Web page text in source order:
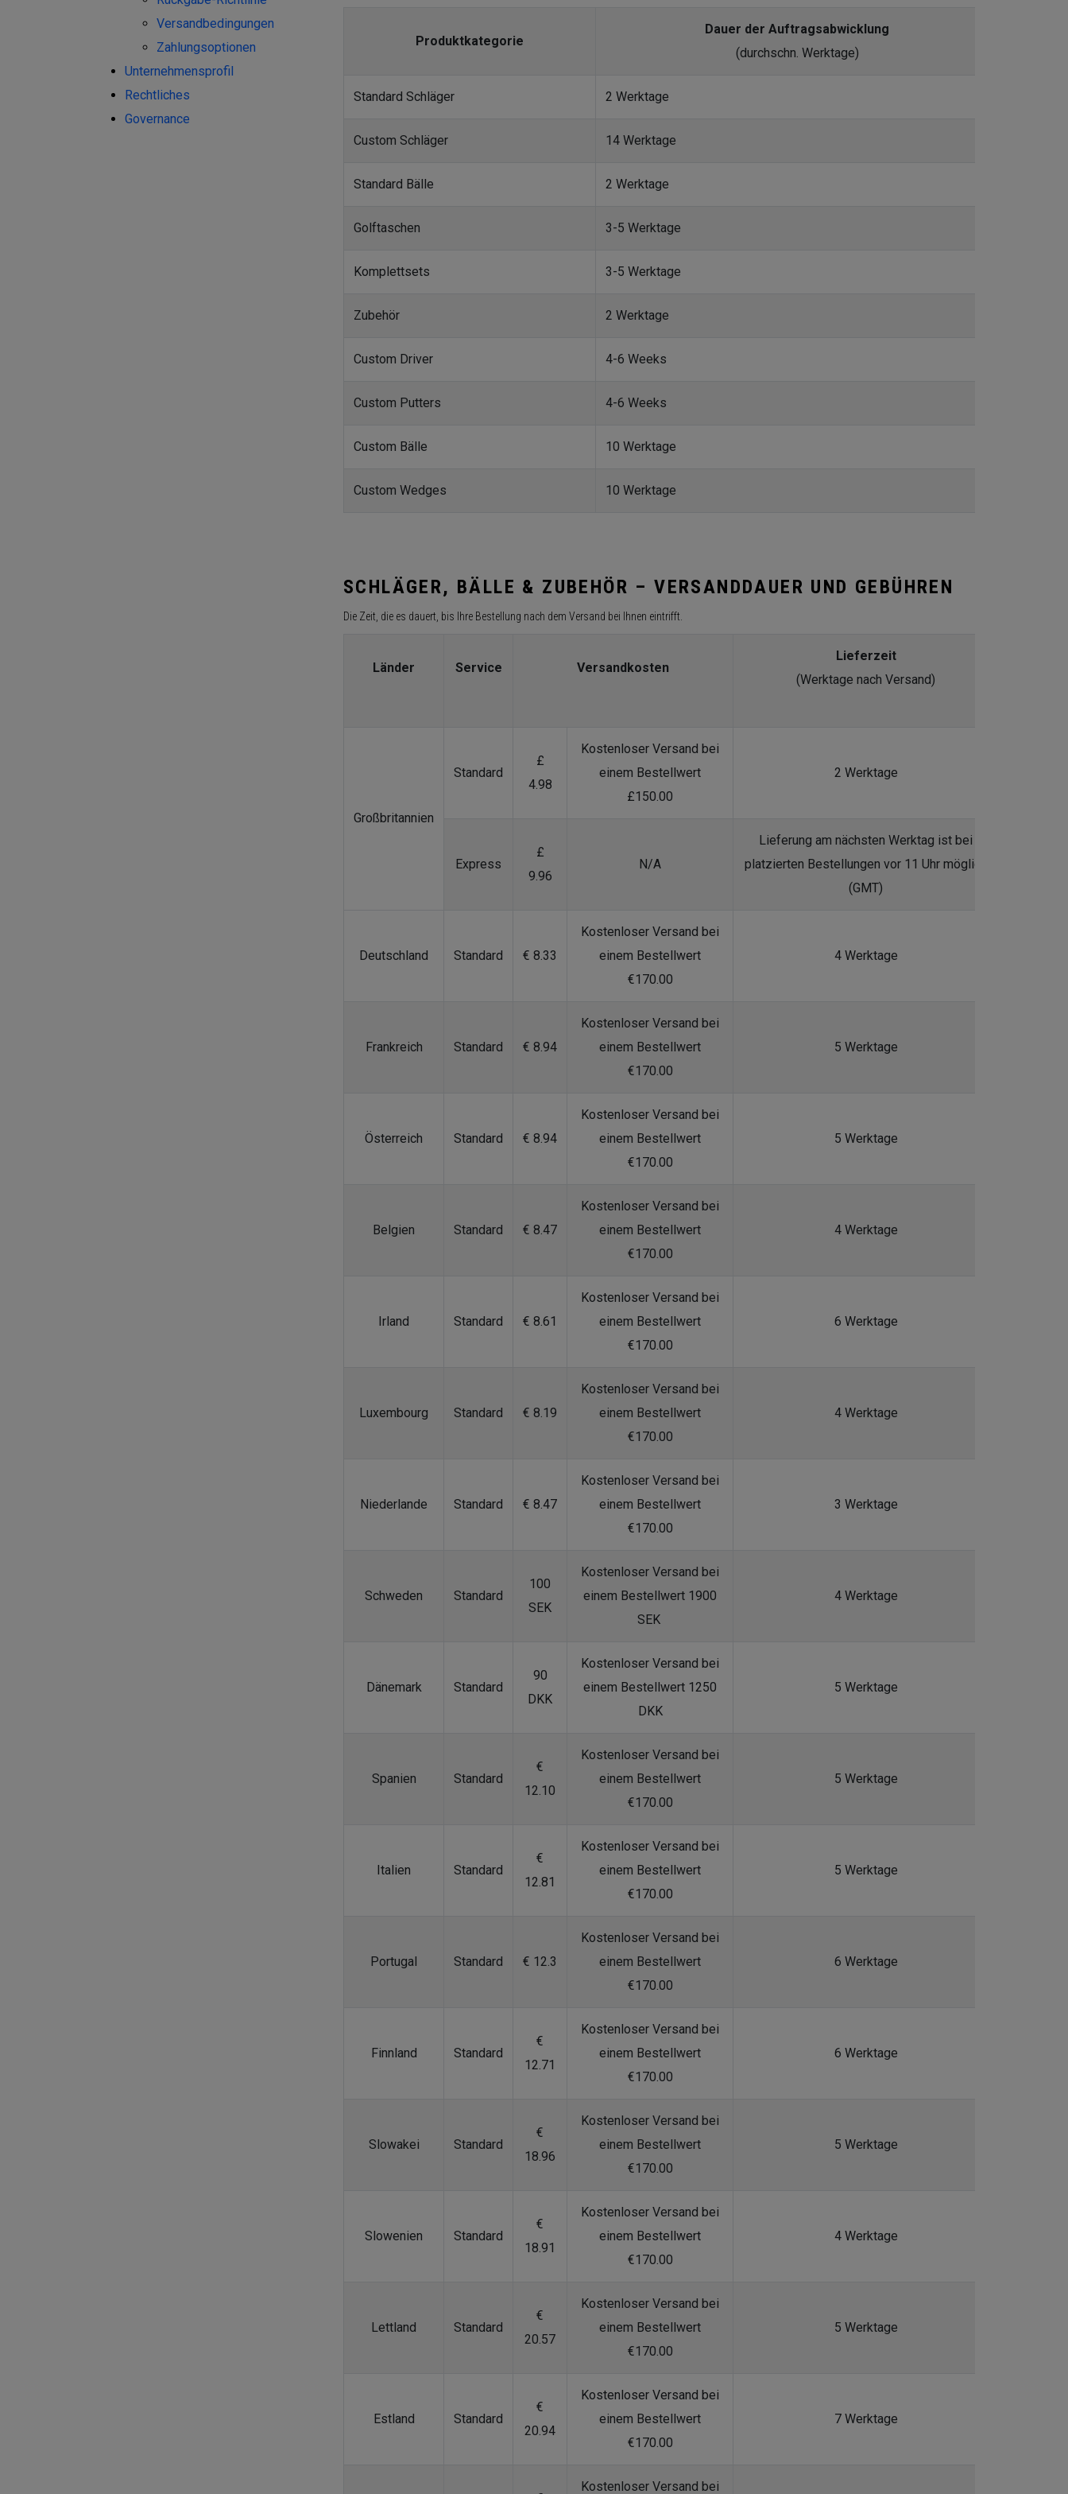
Versandbedingungen
Zahlungsoptionen
Unternehmensprofil
Rechtliches
Governance
Produktkategorie
Dauer der Auftragsabwicklung
(durchschn. Werktage)
Standard Schläger 2 Werktage
Custom Schläger 14 Werktage
Standard Bälle 2 Werktage
Golftaschen 3-5 Werktage
Komplettsets 3-5 Werktage
Zubehör 2 Werktage
Custom Driver 4-6 Weeks
Custom Putters 4-6 Weeks
Custom Bälle 10 Werktage
Custom Wedges 10 Werktage
SCHLÄGER, BÄLLE & ZUBEHÖR – VERSANDDAUER UND GEBÜHREN
Die Zeit, die es dauert, bis Ihre Bestellung nach dem Versand bei Ihnen eintrifft.
Länder Service Versandkosten
Lieferzeit
(Werktage nach Versand)
Großbritannien
Standard
£
4.98
Kostenloser Versand bei
einem Bestellwert
£150.00
2 Werktage
Express
£
9.96
N/A
Lieferung am nächsten Werktag ist bei
platzierten Bestellungen vor 11 Uhr möglich
(GMT)
Deutschland Standard € 8.33
Kostenloser Versand bei
einem Bestellwert
€170.00
4 Werktage
Frankreich Standard € 8.94
Kostenloser Versand bei
einem Bestellwert
€170.00
5 Werktage
Österreich Standard € 8.94
Kostenloser Versand bei
einem Bestellwert
€170.00
5 Werktage
Belgien Standard € 8.47
Kostenloser Versand bei
einem Bestellwert
€170.00
4 Werktage
Irland Standard € 8.61
Kostenloser Versand bei
einem Bestellwert
€170.00
6 Werktage
Luxembourg Standard € 8.19
Kostenloser Versand bei
einem Bestellwert
€170.00
4 Werktage
Niederlande Standard € 8.47
Kostenloser Versand bei
einem Bestellwert
€170.00
3 Werktage
Schweden Standard
100
SEK
Kostenloser Versand bei
einem Bestellwert 1900
SEK
4 Werktage
Dänemark Standard
90
DKK
Kostenloser Versand bei
einem Bestellwert 1250
DKK
5 Werktage
Spanien Standard
€
12.10
Kostenloser Versand bei
einem Bestellwert
€170.00
5 Werktage
Italien Standard
€
12.81
Kostenloser Versand bei
einem Bestellwert
€170.00
5 Werktage
Portugal Standard € 12.3
Kostenloser Versand bei
einem Bestellwert
€170.00
6 Werktage
Finnland Standard
€
12.71
Kostenloser Versand bei
einem Bestellwert
€170.00
6 Werktage
Slowakei Standard
€
18.96
Kostenloser Versand bei
einem Bestellwert
€170.00
5 Werktage
Slowenien Standard
€
18.91
Kostenloser Versand bei
einem Bestellwert
€170.00
4 Werktage
Lettland Standard
€
20.57
Kostenloser Versand bei
einem Bestellwert
€170.00
5 Werktage
Estland Standard
€
20.94
Kostenloser Versand bei
einem Bestellwert
€170.00
7 Werktage
Kostenloser Versand bei